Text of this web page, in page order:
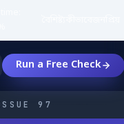
Run a Free Check
97